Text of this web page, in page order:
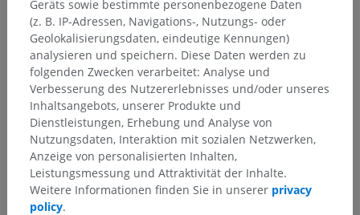
Geräts sowie bestimmte personenbezogene Daten
(z. B. IP-Adressen, Navigations-, Nutzungs- oder
Geolokalisierungsdaten, eindeutige Kennungen)
analysieren und speichern. Diese Daten werden zu
folgenden Zwecken verarbeitet: Analyse und
Verbesserung des Nutzererlebnisses und/oder unseres
Inhaltsangebots, unserer Produkte und
Dienstleistungen, Erhebung und Analyse von
Nutzungsdaten, Interaktion mit sozialen Netzwerken,
Anzeige von personalisierten Inhalten,
Leistungsmessung und Attraktivität der Inhalte.
Weitere Informationen finden Sie in unserer privacy
policy.